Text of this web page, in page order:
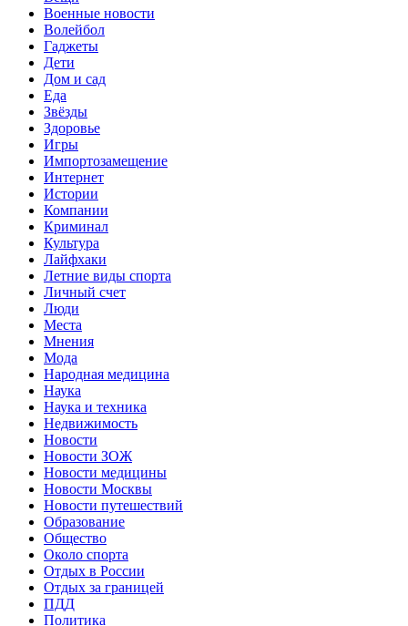
Военные новости
Волейбол
Гаджеты
Дети
Дом и сад
Еда
Звёзды
Здоровье
Игры
Импортозамещение
Интернет
Истории
Компании
Криминал
Культура
Лайфхаки
Летние виды спорта
Личный счет
Люди
Места
Мнения
Мода
Народная медицина
Наука
Наука и техника
Недвижимость
Новости
Новости ЗОЖ
Новости медицины
Новости Москвы
Новости путешествий
Образование
Общество
Около спорта
Отдых в России
Отдых за границей
ПДД
Политика